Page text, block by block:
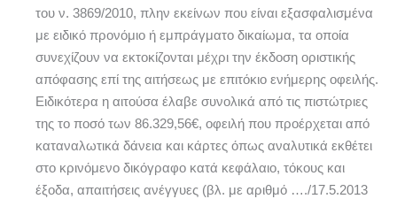
του ν. 3869/2010, πλην εκείνων που είναι εξασφαλισμένα
με ειδικό προνόμιο ή εμπράγματο δικαίωμα, τα οποία
συνεχίζουν να εκτοκίζονται μέχρι την έκδοση οριστικής
απόφασης επί της αιτήσεως με επιτόκιο ενήμερης οφειλής.
Ειδικότερα η αιτούσα έλαβε συνολικά από τις πιστώτριες
της το ποσό των 86.329,56€, οφειλή που προέρχεται από
καταναλωτικά δάνεια και κάρτες όπως αναλυτικά εκθέτει
στο κρινόμενο δικόγραφο κατά κεφάλαιο, τόκους και
έξοδα, απαιτήσεις ανέγγυες (βλ. με αριθμό …./17.5.2013